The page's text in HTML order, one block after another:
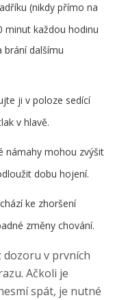
(nikdy přímo na
minut každou hodinu
brání dalšímu
ji v poloze sedící
v hlavě.
námahy mohou zvýšit
dobu hojení.
ke zhoršení
změny chování.
dozoru v prvních
Ačkoli je
spát, je nutné